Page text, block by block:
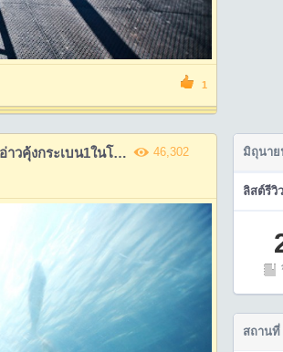
1
46,302
...พาเที่ยวดูพุงปลา ในอุโมงค์สถานแสดงพันธุ์สัตว์น้ำอ่าวคุ้งกระเบน1ในโครงการอันเนื่องมาจากพระราชดำริ มิถุนาย
ลิสต์รีวิว
สถานที่